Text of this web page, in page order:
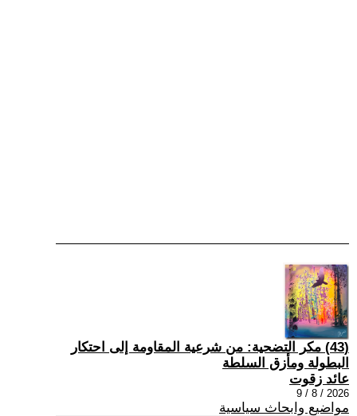
(43) مكر التضحية: من شرعية المقاومة إلى احتكار
البطولة ومأزق السلطة
عائد زقوت
2026 / 8 / 9
مواضيع وابحاث سياسية